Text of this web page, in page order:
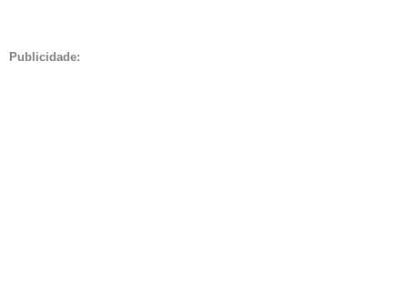
Publicidade: